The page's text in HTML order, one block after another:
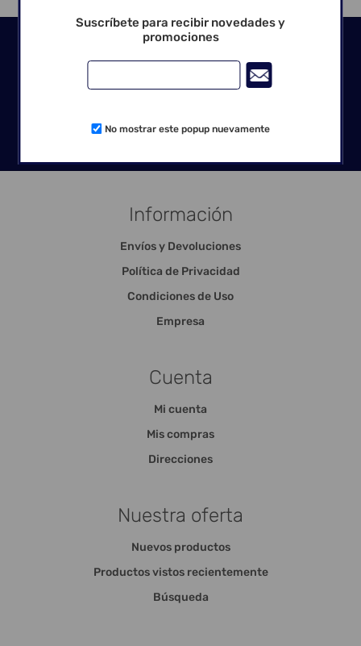
Seguinos en las redes
Información
Envíos y Devoluciones
Política de Privacidad
Condiciones de Uso
Empresa
Cuenta
Mi cuenta
Mis compras
Direcciones
Nuestra oferta
Nuevos productos
Productos vistos recientemente
Búsqueda
Suscríbete para recibir novedades y
promociones
No mostrar este popup nuevamente